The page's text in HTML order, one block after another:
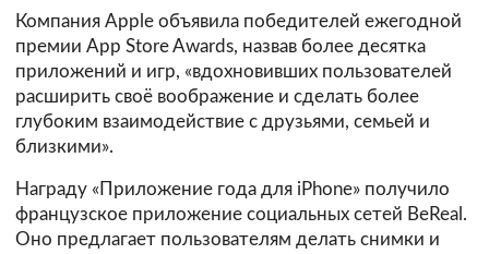
Компания Apple объявила победителей ежегодной
премии App Store Awards, назвав более десятка
приложений и игр, «вдохновивших пользователей
расширить своё воображение и сделать более
глубоким взаимодействие с друзьями, семьей и
близкими».
Награду «Приложение года для iPhone» получило
французское приложение социальных сетей BeReal.
Оно предлагает пользователям делать снимки и